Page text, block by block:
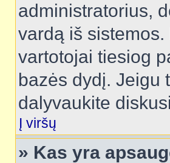
administratorius,
vardą iš
vartotojai tiesiog
bazės dydį. Jeigu
dalyvaukite
Į viršų
» Kas yra